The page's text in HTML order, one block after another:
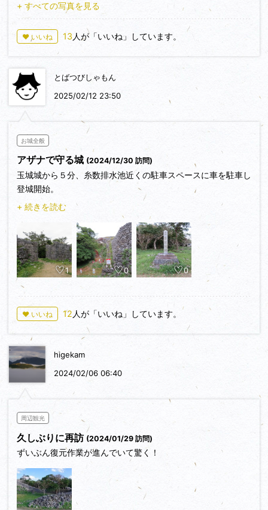
そしてよく見ると石積みの上まで仮設階段が伸びている！
これはあとに取っておいて先に城門の方へ進みます。
ここは櫓だったとありました。
ここの切り石積みも美しい。
城門を抜け裏にまわると女性たちの声が…
何やら３人で撮影をしているようで邪魔にならないように何枚
か写真を撮って退散です。
そして最後に先程とっておいた仮設階段からの眺め！
さすがに石積みには登れませんでしたがさすがの絶景！
テンションが上がります。
本当に琉球の石積みは美しくて素晴らしい！
これはまた来たくなるお城の１つです。
+ すべての写真を見る
♥ いいね 13 人が「いいね」しています。
とばつびしゃもん
2025/02/12 23:50
お城全般
アザナで守る城 (2024/12/30 訪問)
玉城城から５分、糸数排水池近くの駐車スペースに車を駐車し
登城開始。
いきなり北のアザナという城壁の張り出した物見台の姿に目を
奪われる。直線状の東側石垣に沿って南へ向かって歩くと正門
へ到達。正門は櫓門だったようで、方形の加工石で築かれ堅牢
さがうかがえる。石垣全体では自然石で積まれたところが多く
見られ、崩れるためか登らないように危険を示す看板があちこ
ちに設置されている。
城は単郭。残念ながら内部から北のアザナへ登るルートは工事
中で立入禁止。郭の西側は崖になっていて南城市の街並みを望
む。３０分の攻城。
+ 続きを読む
1 0 0
♥ いいね 12 人が「いいね」しています。
higekam
2024/02/06 06:40
周辺観光
久しぶりに再訪 (2024/01/29 訪問)
ずいぶん復元作業が進んでいて驚く！